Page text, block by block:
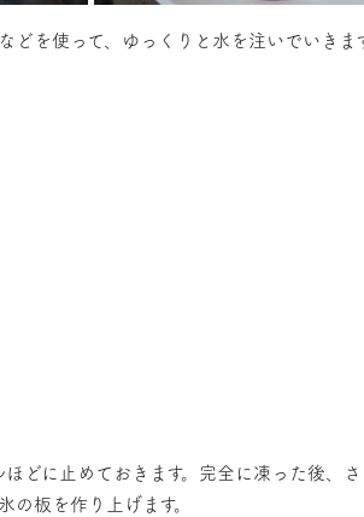
を使って、ゆっくりと水を注いでいきます
どに止めておきます。完全に凍った後、
板を作り上げます。